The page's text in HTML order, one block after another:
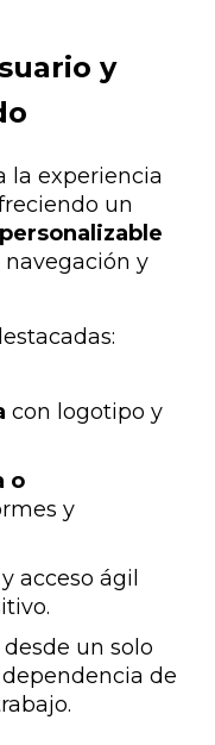
y
la experiencia
un
y
con logotipo y
o
y
y acceso ágil
desde un solo
de